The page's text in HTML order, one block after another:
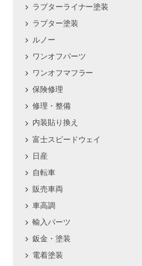
ラプターライナー塗装
ラプター塗装
ルノー
ワンオフパーツ
ワンオフマフラー
保険修理
修理・整備
内装貼り換え
富士スピードウェイ
日産
自転車
販売車両
車高調
輸入パーツ
鈑金・塗装
電着塗装